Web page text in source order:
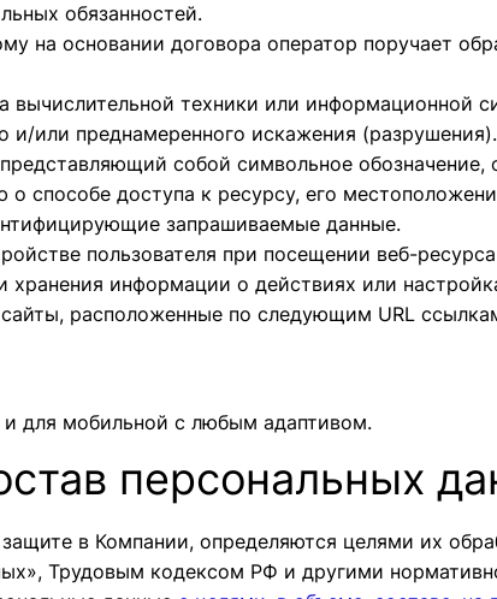
обязанностей.
на основании договора оператор поручает
вычислительной техники или информационной
и/или преднамеренного искажения (разрушения).
собой символьное
способе доступа к ресурсу, его
запрашиваемые данные.
пользователя при посещении веб-
хранения информации о действиях или
расположенные по следующим URL
и для мобильной с любым адаптивом.
персональных
в Компании, определяются целями их
Трудовым кодексом РФ и другими